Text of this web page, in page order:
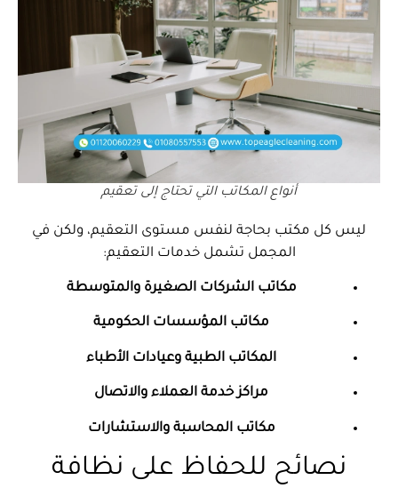
أنواع المكاتب التي تحتاج إلى تعقيم
ليس كل مكتب بحاجة لنفس مستوى التعقيم، ولكن في
المجمل تشمل خدمات التعقيم:
مكاتب الشركات الصغيرة والمتوسطة
مكاتب المؤسسات الحكومية
المكاتب الطبية وعيادات الأطباء
مراكز خدمة العملاء والاتصال
مكاتب المحاسبة والاستشارات
نصائح للحفاظ على نظافة